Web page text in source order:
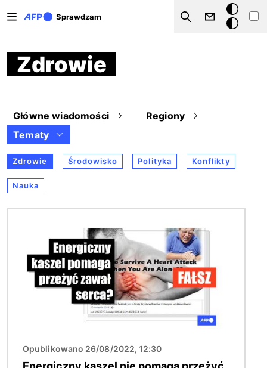
Sprawdzam
Szukaj
Tryb
ciemny
Zdrowie
Główne wiadomości
Regiony
Tematy
Zdrowie Środowisko Polityka Konflikty
Nauka
Opublikowano 26/08/2022, 12:30